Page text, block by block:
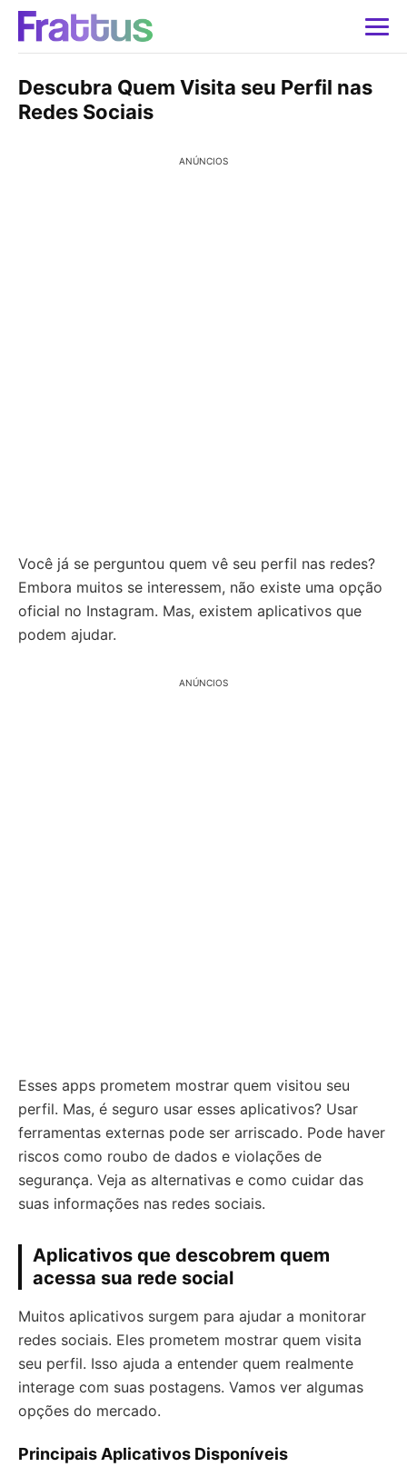
Descubra Quem Visita seu Perfil nas
Redes Sociais
ANÚNCIOS
Você já se perguntou quem vê seu perfil nas redes?
Embora muitos se interessem, não existe uma opção
oficial no Instagram. Mas, existem aplicativos que
podem ajudar.
ANÚNCIOS
Esses apps prometem mostrar quem visitou seu
perfil. Mas, é seguro usar esses aplicativos? Usar
ferramentas externas pode ser arriscado. Pode haver
riscos como roubo de dados e violações de
segurança. Veja as alternativas e como cuidar das
suas informações nas redes sociais.
Aplicativos que descobrem quem
acessa sua rede social
Muitos aplicativos surgem para ajudar a monitorar
redes sociais. Eles prometem mostrar quem visita
seu perfil. Isso ajuda a entender quem realmente
interage com suas postagens. Vamos ver algumas
opções do mercado.
Principais Aplicativos Disponíveis